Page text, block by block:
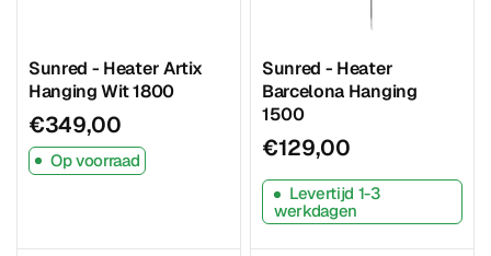
Sunred - Heater Artix
Hanging Wit 1800
€349,00
Op voorraad
Sunred - Heater
Barcelona Hanging
1500
€129,00
Levertijd 1-3
werkdagen